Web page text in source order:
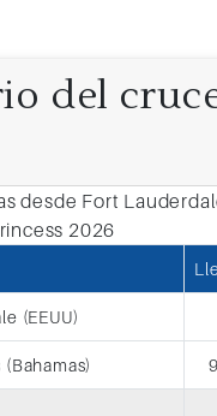
del
(EEUU)